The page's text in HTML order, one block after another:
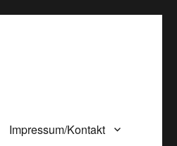
Impressum/Kontakt